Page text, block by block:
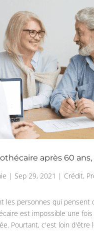
après 60 ans,
| Sep 29, 2021 | Crédit,
les personnes qui pensent
est impossible une fois
Pourtant, c'est loin d'être